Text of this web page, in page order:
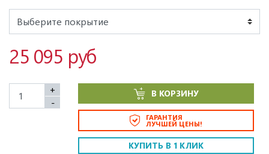
25 095 руб
+
-
В КОРЗИНУ
ГАРАНТИЯ
ЛУЧШЕЙ ЦЕНЫ!
КУПИТЬ В 1 КЛИК